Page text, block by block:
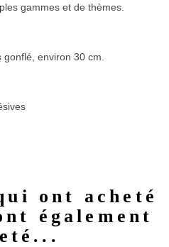
gammes et de thèmes.
environ 30 cm.
ont acheté
également